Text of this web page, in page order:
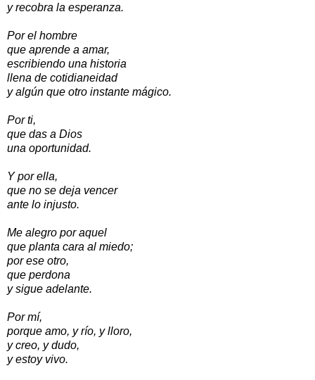
y recobra la esperanza.
Por el hombre
que aprende a amar,
escribiendo una historia
llena de cotidianeidad
y algún que otro instante mágico.
Por ti,
que das a Dios
una oportunidad.
Y por ella,
que no se deja vencer
ante lo injusto.
Me alegro por aquel
que planta cara al miedo;
por ese otro,
que perdona
y sigue adelante.
Por mí,
porque amo, y río, y lloro,
y creo, y dudo,
y estoy vivo.